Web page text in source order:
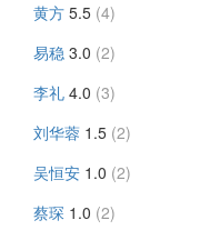
黄方 5.5 (4)
易稳 3.0 (2)
李礼 4.0 (3)
刘华蓉 1.5 (2)
吴恒安 1.0 (2)
蔡琛 1.0 (2)